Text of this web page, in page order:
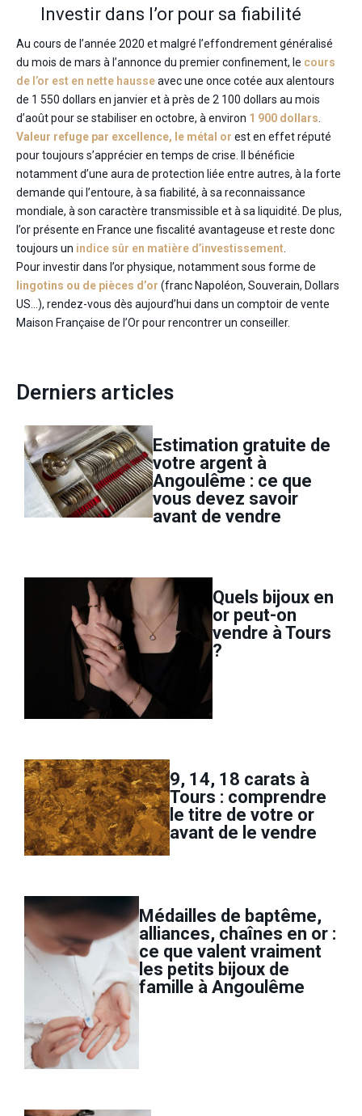
Investir dans l’or pour sa fiabilité
Au cours de l’année 2020 et malgré l’effondrement généralisé
du mois de mars à l’annonce du premier confinement, le cours
de l’or est en nette hausseavec une once cotée aux alentours
de 1 550 dollars en janvier et à près de 2 100 dollars au mois
d’août pour se stabiliser en octobre, à environ 1 900 dollars.
Valeur refuge par excellence, le métal or est en effet réputé
pour toujours s’apprécier en temps de crise. Il bénéficie
notamment d’une aura de protection liée entre autres, à la forte
demande qui l’entoure, à sa fiabilité, à sa reconnaissance
mondiale, à son caractère transmissible et à sa liquidité. De plus,
l’or présente en France une fiscalité avantageuse et reste donc
toujours un indice sûr en matière d’investissement.
Pour investir dans l’or physique, notamment sous forme de
lingotins ou de pièces d’or (franc Napoléon, Souverain, Dollars
US…), rendez-vous dès aujourd’hui dans un comptoir de vente
Maison Française de l’Or pour rencontrer un conseiller.
Derniers articles
Estimation gratuite de
votre argent à
Angoulême : ce que
vous devez savoir
avant de vendre
Quels bijoux en
or peut-on
vendre à Tours
?
9, 14, 18 carats à
Tours : comprendre
le titre de votre or
avant de le vendre
Médailles de baptême,
alliances, chaînes en or :
ce que valent vraiment
les petits bijoux de
famille à Angoulême